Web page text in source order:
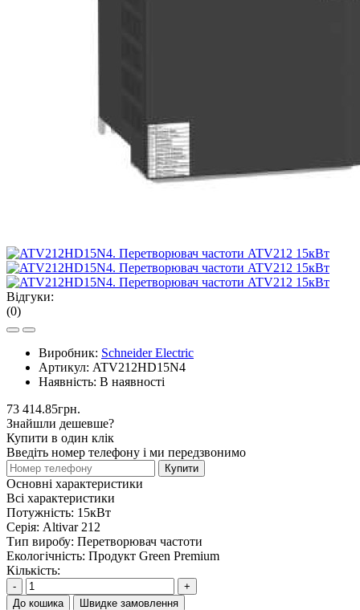
Відгуки:
(0)
Виробник: Schneider Electric
Артикул: ATV212HD15N4
Наявність: В наявності
73 414.85грн.
Знайшли дешевше?
Купити в один клік
Введіть номер телефону і ми передзвонимо
Купити
Основні характеристики
Всі характеристики
Потужність: 15кВт
Серія: Altivar 212
Тип виробу: Перетворювач частоти
Екологічність: Продукт Green Premium
Кількість:
-
+
До кошика
Швидке замовлення